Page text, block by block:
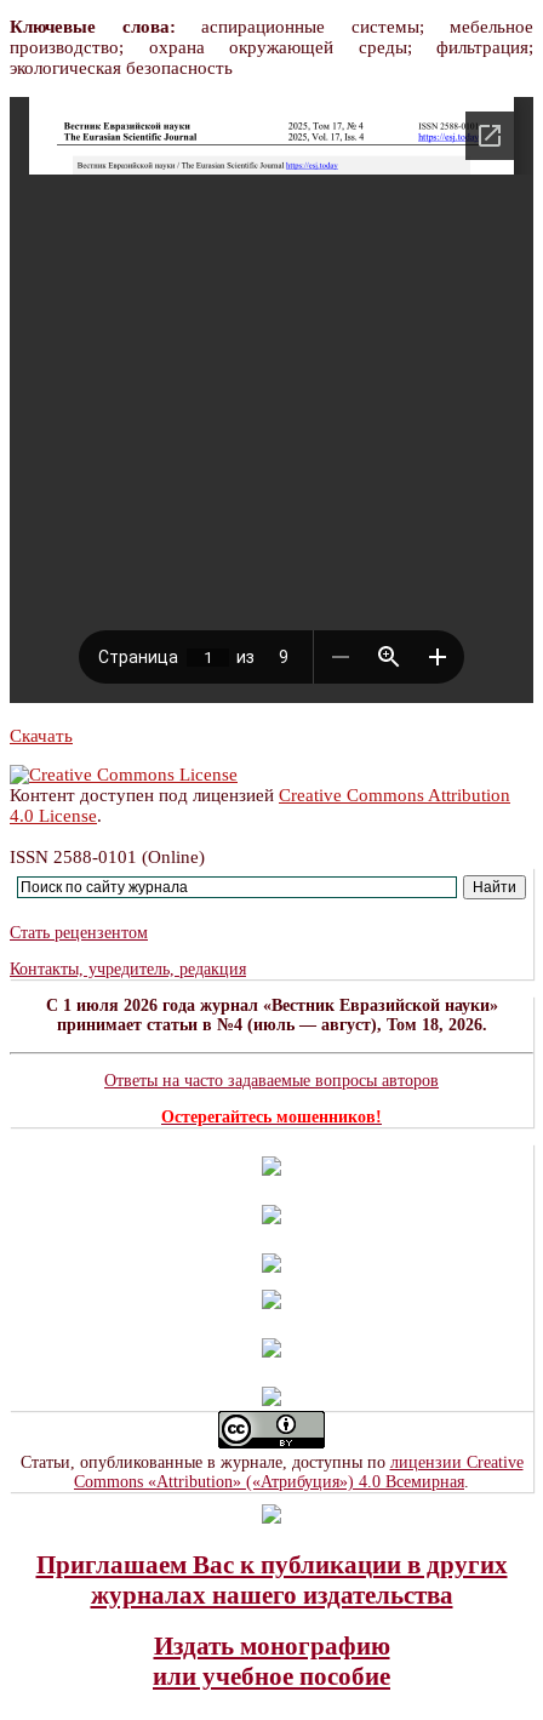
Ключевые слова: аспирационные системы; мебельное
производство; охрана окружающей среды; фильтрация;
экологическая безопасность
Скачать
Контент доступен под лицензией Creative Commons Attribution
4.0 License.
ISSN 2588-0101 (Online)
Стать рецензентом
Контакты, учредитель, редакция
C 1 июля 2026 года журнал «Вестник Евразийской науки»
принимает статьи в №4 (июль — август), Том 18, 2026.
Ответы на часто задаваемые вопросы авторов
Остерегайтесь мошенников!
Статьи, опубликованные в журнале, доступны по лицензии Creative
Commons «Attribution» («Атрибуция») 4.0 Всемирная.
Приглашаем Вас к публикации в других
журналах нашего издательства
Издать монографию
или учебное пособие